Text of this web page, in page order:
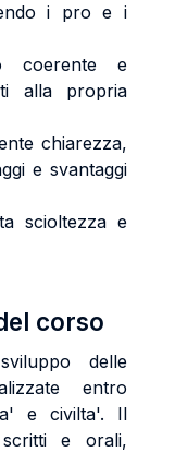
i pro e i
coerente e
alla propria
chiarezza,
e svantaggi
scioltezza e
corso
delle
entro
e civilta'. Il
e orali,